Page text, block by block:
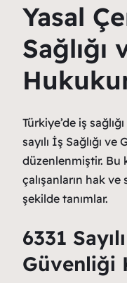
Yasal
Sağlığı
Türkiye’de iş
sayılı İş Sağlığı
düzenlenmiştir. Bu
çalışanların hak ve
şekilde tanımlar.
6331
Güvenliği